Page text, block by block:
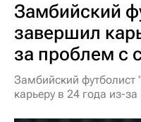
Замбийский
завершил
за проблем с
Замбийский
карьеру в 24 года из-